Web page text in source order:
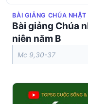
BÀI GIẢNG CHÚA NHẬT
Bài giảng Chúa
niên năm B
Mc 9,30-37